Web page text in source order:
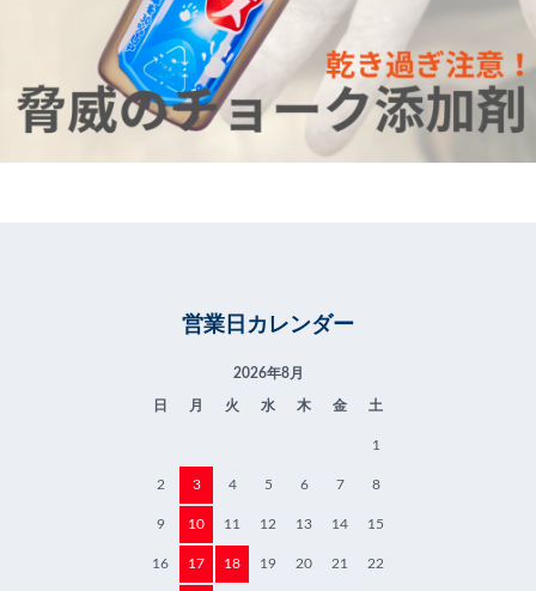
営業日カレンダー
2026年8月
日 月 火 水 木 金 土
1
2 3 4 5 6 7 8
9 10 11 12 13 14 15
16 17 18 19 20 21 22